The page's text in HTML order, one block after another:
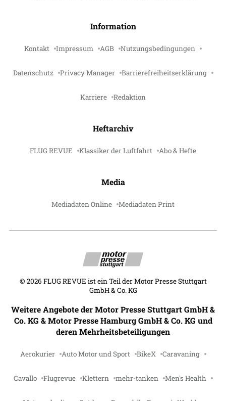
Information
Kontakt Impressum AGB Nutzungsbedingungen
Datenschutz Privacy Manager Barrierefreiheitserklärung
Karriere Redaktion
Heftarchiv
FLUG REVUE Klassiker der Luftfahrt Abo & Hefte
Media
Mediadaten Online Mediadaten Print
© 2026 FLUG REVUE ist ein Teil der Motor Presse Stuttgart
GmbH & Co. KG
Weitere Angebote der Motor Presse Stuttgart GmbH &
Co. KG & Motor Presse Hamburg GmbH & Co. KG und
deren Mehrheitsbeteiligungen
Aerokurier Auto Motor und Sport BikeX Caravaning
Cavallo Flugrevue Klettern mehr-tanken Men's Health